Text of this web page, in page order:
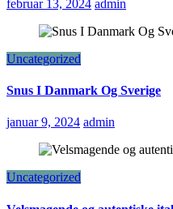
februar 13, 2024 admin
Uncategorized
Snus I Danmark Og Sverige
januar 9, 2024 admin
Uncategorized